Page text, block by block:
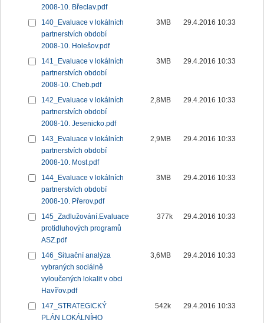
2008-10. Břeclav.pdf
140_Evaluace v lokálních
partnerstvích období
2008-10. Holešov.pdf
3MB 29.4.2016 10:33
141_Evaluace v lokálních
partnerstvích období
2008-10. Cheb.pdf
3MB 29.4.2016 10:33
142_Evaluace v lokálních
partnerstvích období
2008-10. Jesenicko.pdf
2,8MB 29.4.2016 10:33
143_Evaluace v lokálních
partnerstvích období
2008-10. Most.pdf
2,9MB 29.4.2016 10:33
144_Evaluace v lokálních
partnerstvích období
2008-10. Přerov.pdf
3MB 29.4.2016 10:33
145_Zadlužování.Evaluace
protidluhových programů
ASZ.pdf
377k 29.4.2016 10:33
146_Situační analýza
vybraných sociálně
vyloučených lokalit v obci
Havířov.pdf
3,6MB 29.4.2016 10:33
147_STRATEGICKÝ
PLÁN LOKÁLNÍHO
542k 29.4.2016 10:33